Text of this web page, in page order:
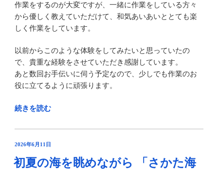
作業をするのが大変ですが、一緒に作業をしている方々
から優しく教えていただけて、和気あいあいととても楽
しく作業をしています。
以前からこのような体験をしてみたいと思っていたの
で、貴重な経験をさせていただき感謝しています。
あと数回お手伝いに伺う予定なので、少しでも作業のお
役に立てるように頑張ります。
“瑞々
く
宝
石
の
続きを読む
投
日:
2026年6月11日
初夏の海を眺めながら 「さかた海